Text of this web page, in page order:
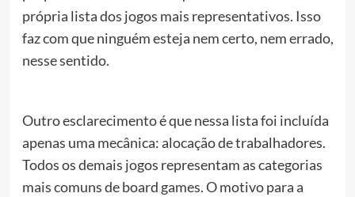
própria lista dos jogos mais representativos. Isso
faz com que ninguém esteja nem certo, nem errado,
nesse sentido.
Outro esclarecimento é que nessa lista foi incluída
apenas uma mecânica: alocação de trabalhadores.
Todos os demais jogos representam as categorias
mais comuns de board games. O motivo para a